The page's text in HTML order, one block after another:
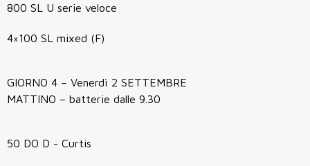
800 SL U serie veloce
4×100 SL mixed (F)
GIORNO 4 – Venerdì 2 SETTEMBRE
MATTINO – batterie dalle 9.30
50 DO D - Curtis